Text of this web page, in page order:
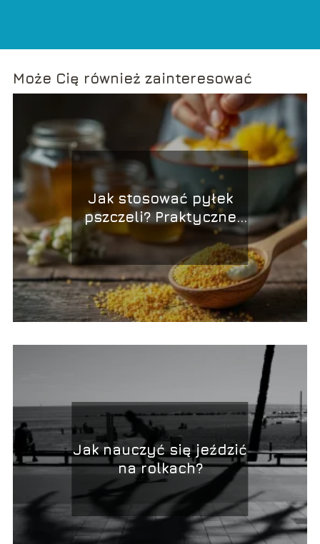
Może Cię również zainteresować
Jak stosować pyłek
pszczeli? Praktyczne
porady i wskazówki
Jak nauczyć się jeździć
na rolkach?